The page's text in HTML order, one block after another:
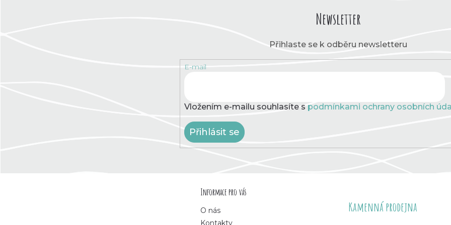
Newsletter
Přihlaste se k odběru newsletteru
E-mail
Vložením e-mailu souhlasíte s podmínkami ochrany osobních
Přihlásit se
Informace pro vás
O nás
Kontakty
Kamenná prodejna